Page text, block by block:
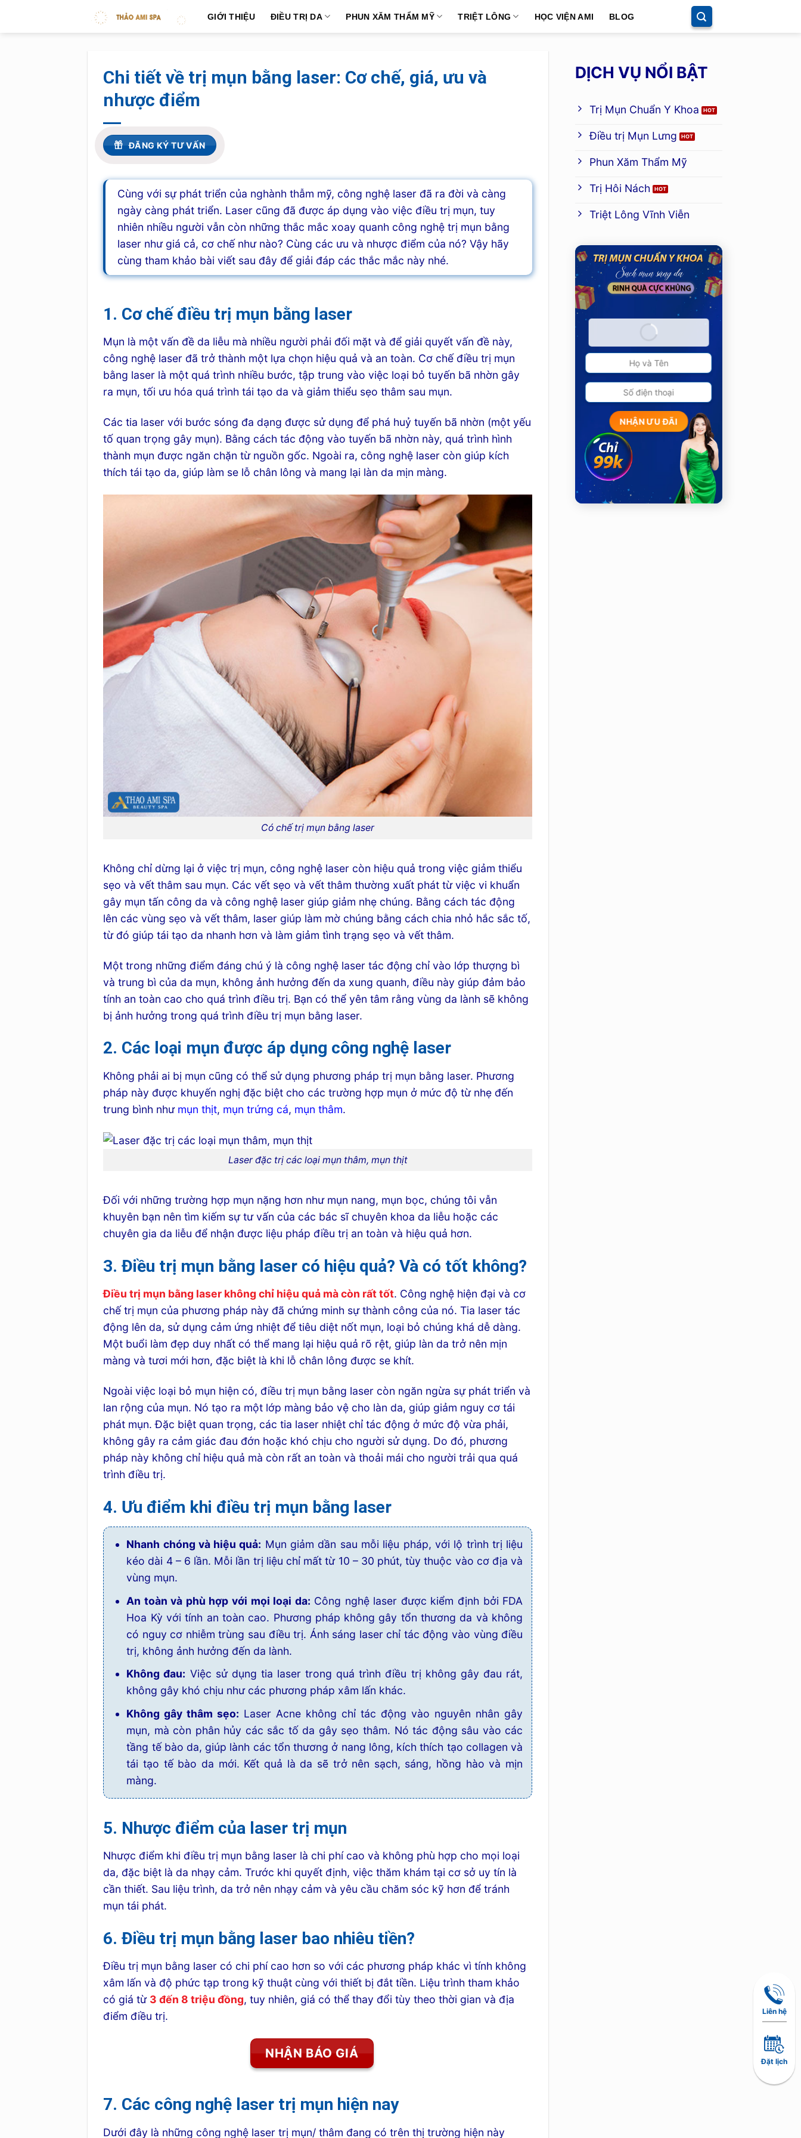
GIỚI THIỆU ĐIỀU TRỊ DA PHUN XĂM THẨM MỸ TRIỆT LÔNG HỌC VIỆN AMI BLOG
Chi tiết về trị mụn bằng laser: Cơ chế, giá, ưu và
nhược điểm
ĐĂNG KÝ TƯ VẤN
Cùng với sự phát triển của nghành thẫm mỹ, công nghệ laser đã ra đời và càng
ngày càng phát triển. Laser cũng đã được áp dụng vào việc điều trị mụn, tuy
nhiên nhiều người vẫn còn những thắc mắc xoay quanh công nghệ trị mụn bằng
laser như giá cả, cơ chế như nào? Cùng các ưu và nhược điểm của nó? Vậy hãy
cùng tham khảo bài viết sau đây để giải đáp các thắc mắc này nhé.
1. Cơ chế điều trị mụn bằng laser
Mụn là một vấn đề da liễu mà nhiều người phải đối mặt và để giải quyết vấn đề này,
công nghệ laser đã trở thành một lựa chọn hiệu quả và an toàn. Cơ chế điều trị mụn
bằng laser là một quá trình nhiều bước, tập trung vào việc loại bỏ tuyến bã nhờn gây
ra mụn, tối ưu hóa quá trình tái tạo da và giảm thiểu sẹo thâm sau mụn.
Các tia laser với bước sóng đa dạng được sử dụng để phá huỷ tuyến bã nhờn (một yếu
tố quan trọng gây mụn). Bằng cách tác động vào tuyến bã nhờn này, quá trình hình
thành mụn được ngăn chặn từ nguồn gốc. Ngoài ra, công nghệ laser còn giúp kích
thích tái tạo da, giúp làm se lỗ chân lông và mang lại làn da mịn màng.
Có chế trị mụn bằng laser
Không chỉ dừng lại ở việc trị mụn, công nghệ laser còn hiệu quả trong việc giảm thiểu
sẹo và vết thâm sau mụn. Các vết sẹo và vết thâm thường xuất phát từ việc vi khuẩn
gây mụn tấn công da và công nghệ laser giúp giảm nhẹ chúng. Bằng cách tác động
lên các vùng sẹo và vết thâm, laser giúp làm mờ chúng bằng cách chia nhỏ hắc sắc tố,
từ đó giúp tái tạo da nhanh hơn và làm giảm tình trạng sẹo và vết thâm.
Một trong những điểm đáng chú ý là công nghệ laser tác động chỉ vào lớp thượng bì
và trung bì của da mụn, không ảnh hưởng đến da xung quanh, điều này giúp đảm bảo
tính an toàn cao cho quá trình điều trị. Bạn có thể yên tâm rằng vùng da lành sẽ không
bị ảnh hưởng trong quá trình điều trị mụn bằng laser.
2. Các loại mụn được áp dụng công nghệ laser
Không phải ai bị mụn cũng có thể sử dụng phương pháp trị mụn bằng laser. Phương
pháp này được khuyến nghị đặc biệt cho các trường hợp mụn ở mức độ từ nhẹ đến
trung bình như mụn thịt, mụn trứng cá, mụn thâm.
Laser đặc trị các loại mụn thâm, mụn thịt
Đối với những trường hợp mụn nặng hơn như mụn nang, mụn bọc, chúng tôi vẫn
khuyên bạn nên tìm kiếm sự tư vấn của các bác sĩ chuyên khoa da liễu hoặc các
chuyên gia da liễu để nhận được liệu pháp điều trị an toàn và hiệu quả hơn.
3. Điều trị mụn bằng laser có hiệu quả? Và có tốt không?
Điều trị mụn bằng laser không chỉ hiệu quả mà còn rất tốt. Công nghệ hiện đại và cơ
chế trị mụn của phương pháp này đã chứng minh sự thành công của nó. Tia laser tác
động lên da, sử dụng cảm ứng nhiệt để tiêu diệt nốt mụn, loại bỏ chúng khá dễ dàng.
Một buổi làm đẹp duy nhất có thể mang lại hiệu quả rõ rệt, giúp làn da trở nên mịn
màng và tươi mới hơn, đặc biệt là khi lỗ chân lông được se khít.
Ngoài việc loại bỏ mụn hiện có, điều trị mụn bằng laser còn ngăn ngừa sự phát triển và
lan rộng của mụn. Nó tạo ra một lớp màng bảo vệ cho làn da, giúp giảm nguy cơ tái
phát mụn. Đặc biệt quan trọng, các tia laser nhiệt chỉ tác động ở mức độ vừa phải,
không gây ra cảm giác đau đớn hoặc khó chịu cho người sử dụng. Do đó, phương
pháp này không chỉ hiệu quả mà còn rất an toàn và thoải mái cho người trải qua quá
trình điều trị.
4. Ưu điểm khi điều trị mụn bằng laser
Nhanh chóng và hiệu quả: Mụn giảm dần sau mỗi liệu pháp, với lộ trình trị liệu
kéo dài 4 – 6 lần. Mỗi lần trị liệu chỉ mất từ 10 – 30 phút, tùy thuộc vào cơ địa và
vùng mụn.
An toàn và phù hợp với mọi loại da: Công nghệ laser được kiểm định bởi FDA
Hoa Kỳ với tính an toàn cao. Phương pháp không gây tổn thương da và không
có nguy cơ nhiễm trùng sau điều trị. Ánh sáng laser chỉ tác động vào vùng điều
trị, không ảnh hưởng đến da lành.
Không đau: Việc sử dụng tia laser trong quá trình điều trị không gây đau rát,
không gây khó chịu như các phương pháp xâm lấn khác.
Không gây thâm sẹo: Laser Acne không chỉ tác động vào nguyên nhân gây
mụn, mà còn phân hủy các sắc tố da gây sẹo thâm. Nó tác động sâu vào các
tầng tế bào da, giúp lành các tổn thương ở nang lông, kích thích tạo collagen và
tái tạo tế bào da mới. Kết quả là da sẽ trở nên sạch, sáng, hồng hào và mịn
màng.
5. Nhược điểm của laser trị mụn
Nhược điểm khi điều trị mụn bằng laser là chi phí cao và không phù hợp cho mọi loại
da, đặc biệt là da nhạy cảm. Trước khi quyết định, việc thăm khám tại cơ sở uy tín là
cần thiết. Sau liệu trình, da trở nên nhạy cảm và yêu cầu chăm sóc kỹ hơn để tránh
mụn tái phát.
6. Điều trị mụn bằng laser bao nhiêu tiền?
Điều trị mụn bằng laser có chi phí cao hơn so với các phương pháp khác vì tính không
xâm lấn và độ phức tạp trong kỹ thuật cùng với thiết bị đắt tiền. Liệu trình tham khảo
có giá từ 3 đến 8 triệu đồng, tuy nhiên, giá có thể thay đổi tùy theo thời gian và địa
điểm điều trị.
NHẬN BÁO GIÁ
7. Các công nghệ laser trị mụn hiện nay
Dưới đây là những công nghệ laser trị mụn/ thâm đang có trên thị trường hiện này
DỊCH VỤ NỔI BẬT
Trị Mụn Chuẩn Y Khoa
Điều trị Mụn Lưng
Phun Xăm Thẩm Mỹ
Trị Hôi Nách
Triệt Lông Vĩnh Viễn
Liên hệ
Đặt lịch